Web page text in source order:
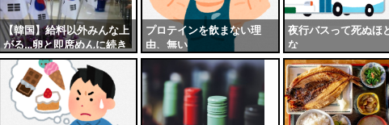
【韓国】給料以外みんな上
がる…卵と即席めんに続き
牛乳も５．４％値上げ
プロテインを飲まない理
由、無い
夜行バスって死ぬほ
な